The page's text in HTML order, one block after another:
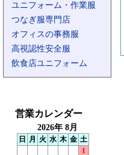
ユニフォーム・作業服
つなぎ服専門店
オフィスの事務服
高視認性安全服
飲食店ユニフォーム